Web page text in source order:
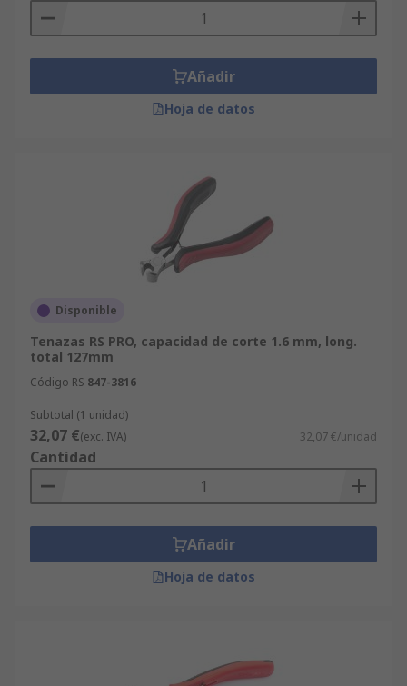
Añadir
Hoja de datos
Disponible
Tenazas RS PRO, capacidad de corte 1.6 mm, long.
total 127mm
Código RS 847-3816
Subtotal (1 unidad)
32,07 €(exc. IVA) 32,07 €/unidad
Cantidad
Añadir
Hoja de datos